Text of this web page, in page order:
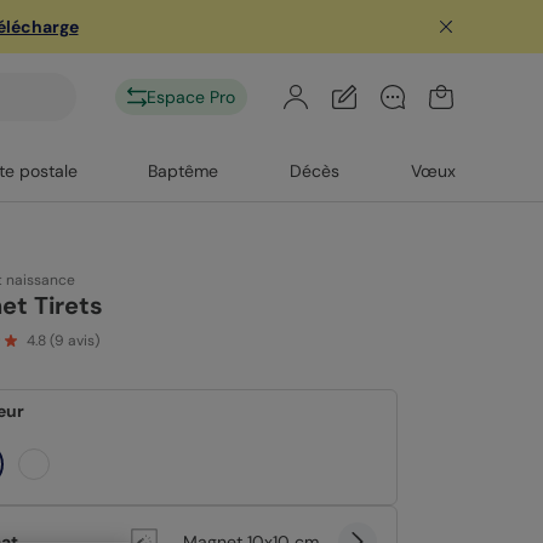
Espace Pro
postale Baptême Décès Vœux
naissance
Tirets
4.8(9 avis)